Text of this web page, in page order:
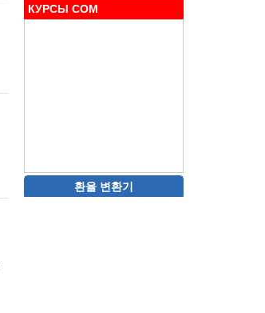
КУРСЫ COM
환율 변환기